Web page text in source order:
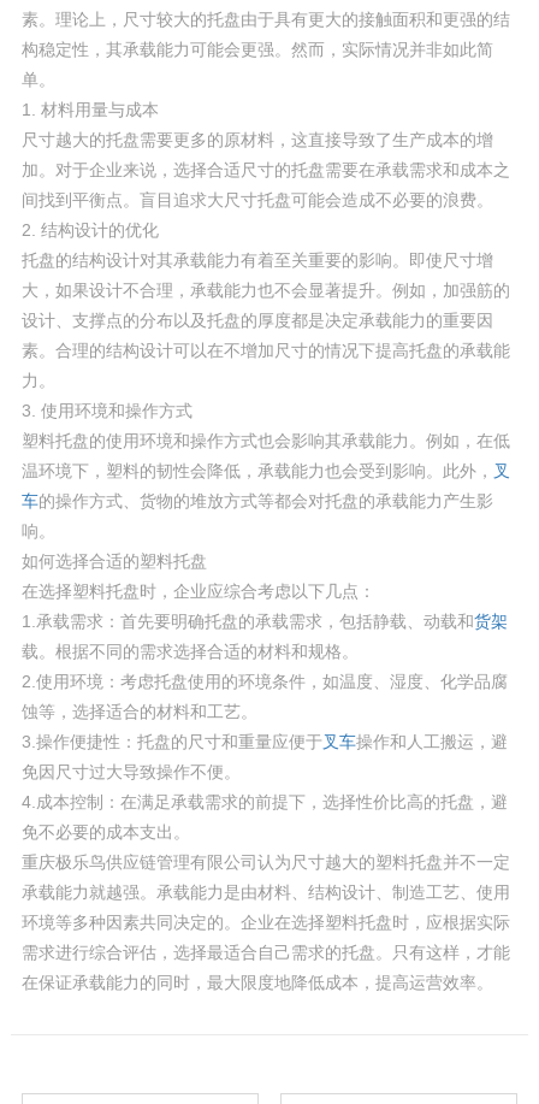
素。理论上，尺寸较大的托盘由于具有更大的接触面积和更强的结
构稳定性，其承载能力可能会更强。然而，实际情况并非如此简
单。
1. 材料用量与成本
尺寸越大的托盘需要更多的原材料，这直接导致了生产成本的增
加。对于企业来说，选择合适尺寸的托盘需要在承载需求和成本之
间找到平衡点。盲目追求大尺寸托盘可能会造成不必要的浪费。
2. 结构设计的优化
托盘的结构设计对其承载能力有着至关重要的影响。即使尺寸增
大，如果设计不合理，承载能力也不会显著提升。例如，加强筋的
设计、支撑点的分布以及托盘的厚度都是决定承载能力的重要因
素。合理的结构设计可以在不增加尺寸的情况下提高托盘的承载能
力。
3. 使用环境和操作方式
塑料托盘的使用环境和操作方式也会影响其承载能力。例如，在低
温环境下，塑料的韧性会降低，承载能力也会受到影响。此外， 叉
车的操作方式、货物的堆放方式等都会对托盘的承载能力产生影
响。
如何选择合适的塑料托盘
在选择塑料托盘时，企业应综合考虑以下几点：
1.承载需求：首先要明确托盘的承载需求，包括静载、动载和货架
载。根据不同的需求选择合适的材料和规格。
2.使用环境：考虑托盘使用的环境条件，如温度、湿度、化学品腐
蚀等，选择适合的材料和工艺。
3.操作便捷性：托盘的尺寸和重量应便于叉车操作和人工搬运，避
免因尺寸过大导致操作不便。
4.成本控制：在满足承载需求的前提下，选择性价比高的托盘，避
免不必要的成本支出。
重庆极乐鸟供应链管理有限公司认为尺寸越大的塑料托盘并不一定
承载能力就越强。承载能力是由材料、结构设计、制造工艺、使用
环境等多种因素共同决定的。企业在选择塑料托盘时，应根据实际
需求进行综合评估，选择最适合自己需求的托盘。只有这样，才能
在保证承载能力的同时，最大限度地降低成本，提高运营效率。